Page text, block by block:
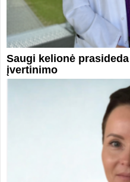
Saugi kelionė
įvertinimo